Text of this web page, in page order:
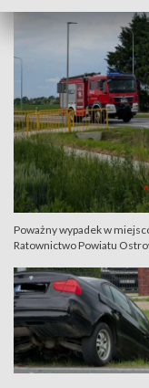
Poważny wypadek w
Ratownictwo Powiatu